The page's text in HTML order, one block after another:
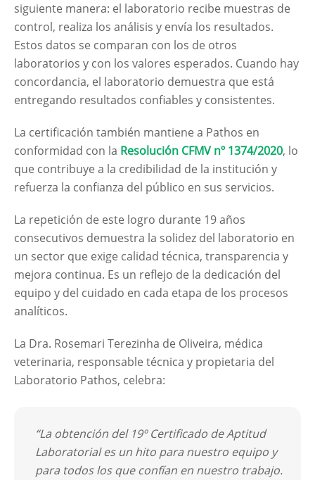
siguiente manera: el laboratorio recibe muestras de
control, realiza los análisis y envía los resultados.
Estos datos se comparan con los de otros
laboratorios y con los valores esperados. Cuando hay
concordancia, el laboratorio demuestra que está
entregando resultados confiables y consistentes.
La certificación también mantiene a Pathos en
conformidad con la Resolución CFMV nº 1374/2020, lo
que contribuye a la credibilidad de la institución y
refuerza la confianza del público en sus servicios.
La repetición de este logro durante 19 años
consecutivos demuestra la solidez del laboratorio en
un sector que exige calidad técnica, transparencia y
mejora continua. Es un reflejo de la dedicación del
equipo y del cuidado en cada etapa de los procesos
analíticos.
La Dra. Rosemari Terezinha de Oliveira, médica
veterinaria, responsable técnica y propietaria del
Laboratorio Pathos, celebra:
“La obtención del 19º Certificado de Aptitud
Laboratorial es un hito para nuestro equipo y
para todos los que confían en nuestro trabajo.